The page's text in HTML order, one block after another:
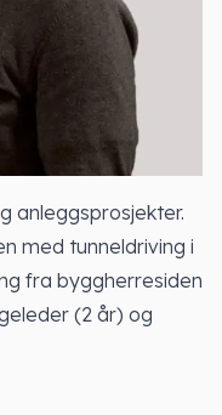
anleggsprosjekter.
med tunneldriving i
fra byggherresiden
(2 år) og